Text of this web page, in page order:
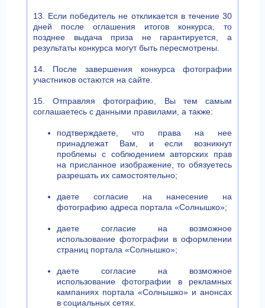
13. Если победитель не откликается в течение 30
дней после оглашения итогов конкурса, то
позднее выдача приза не гарантируется, а
результаты конкурса могут быть пересмотрены.
14. После завершения конкурса фотографии
участников остаются на сайте.
15. Отправляя фотографию, Вы тем самым
соглашаетесь с данными правилами, а также:
подтверждаете, что права на нее
принадлежат Вам, и если возникнут
проблемы с соблюдением авторских прав
на присланное изображение, то обязуетесь
разрешать их самостоятельно;
даете согласие на нанесение на
фотографию адреса портала «Солнышко»;
даете согласие на возможное
использование фотографии в оформлении
страниц портала «Солнышко»;
даете согласие на возможное
использование фотографии в рекламных
кампаниях портала «Солнышко» и анонсах
в социальных сетях.